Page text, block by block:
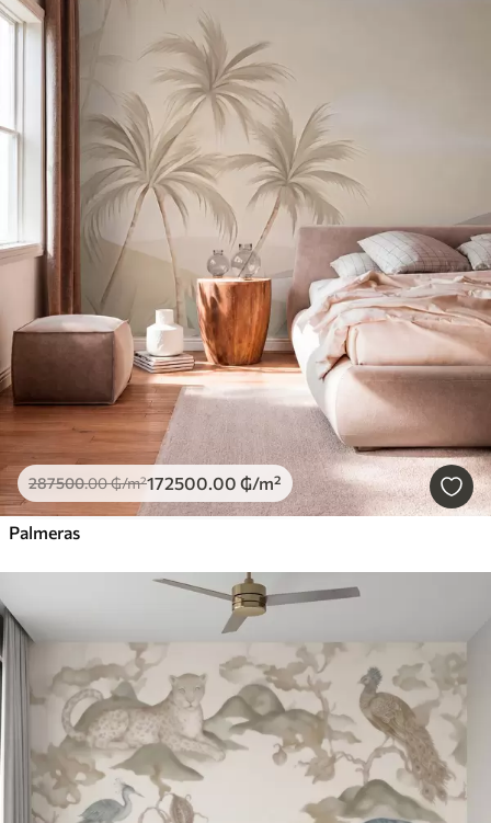
287500.00₲/m²172500.00 ₲/m²
Palmeras